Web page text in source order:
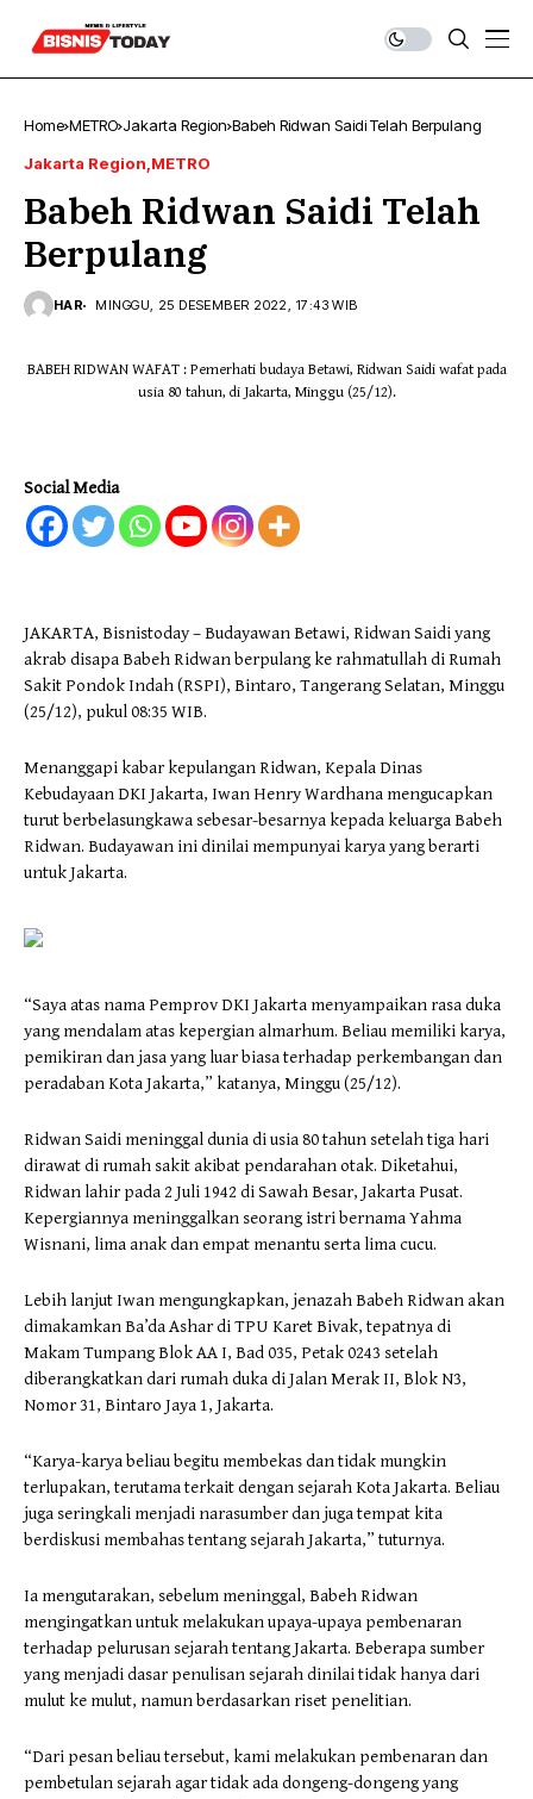
Home METRO Jakarta Region Babeh Ridwan Saidi Telah Berpulang
Jakarta Region METRO
Babeh Ridwan Saidi Telah
Berpulang
HAR MINGGU, 25 DESEMBER 2022, 17:43 WIB
BABEH RIDWAN WAFAT : Pemerhati budaya Betawi, Ridwan Saidi wafat pada
usia 80 tahun, di Jakarta, Minggu (25/12).
Social Media
JAKARTA, Bisnistoday – Budayawan Betawi, Ridwan Saidi yang
akrab disapa Babeh Ridwan berpulang ke rahmatullah di Rumah
Sakit Pondok Indah (RSPI), Bintaro, Tangerang Selatan, Minggu
(25/12), pukul 08:35 WIB.
Menanggapi kabar kepulangan Ridwan, Kepala Dinas
Kebudayaan DKI Jakarta, Iwan Henry Wardhana mengucapkan
turut berbelasungkawa sebesar-besarnya kepada keluarga Babeh
Ridwan. Budayawan ini dinilai mempunyai karya yang berarti
untuk Jakarta.
“Saya atas nama Pemprov DKI Jakarta menyampaikan rasa duka
yang mendalam atas kepergian almarhum. Beliau memiliki karya,
pemikiran dan jasa yang luar biasa terhadap perkembangan dan
peradaban Kota Jakarta,” katanya, Minggu (25/12).
Ridwan Saidi meninggal dunia di usia 80 tahun setelah tiga hari
dirawat di rumah sakit akibat pendarahan otak. Diketahui,
Ridwan lahir pada 2 Juli 1942 di Sawah Besar, Jakarta Pusat.
Kepergiannya meninggalkan seorang istri bernama Yahma
Wisnani, lima anak dan empat menantu serta lima cucu.
Lebih lanjut Iwan mengungkapkan, jenazah Babeh Ridwan akan
dimakamkan Ba’da Ashar di TPU Karet Bivak, tepatnya di
Makam Tumpang Blok AA I, Bad 035, Petak 0243 setelah
diberangkatkan dari rumah duka di Jalan Merak II, Blok N3,
Nomor 31, Bintaro Jaya 1, Jakarta.
“Karya-karya beliau begitu membekas dan tidak mungkin
terlupakan, terutama terkait dengan sejarah Kota Jakarta. Beliau
juga seringkali menjadi narasumber dan juga tempat kita
berdiskusi membahas tentang sejarah Jakarta,” tuturnya.
Ia mengutarakan, sebelum meninggal, Babeh Ridwan
mengingatkan untuk melakukan upaya-upaya pembenaran
terhadap pelurusan sejarah tentang Jakarta. Beberapa sumber
yang menjadi dasar penulisan sejarah dinilai tidak hanya dari
mulut ke mulut, namun berdasarkan riset penelitian.
“Dari pesan beliau tersebut, kami melakukan pembenaran dan
pembetulan sejarah agar tidak ada dongeng-dongeng yang